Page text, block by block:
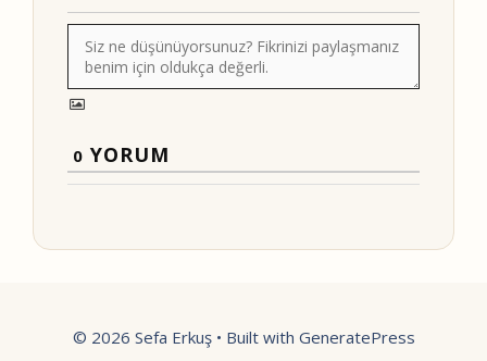
0 YORUM
© 2026 Sefa Erkuş• Built with GeneratePress